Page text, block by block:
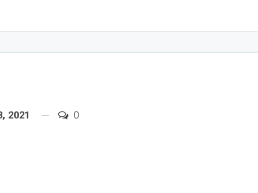
2021 0